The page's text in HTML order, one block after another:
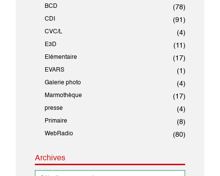
BCD (78)
CDI (91)
CVC/L (4)
E3D (11)
Elémentaire (17)
EVARS (1)
Galerie photo (4)
Marmothèque (17)
presse (4)
Primaire (8)
WebRadio (80)
Archives